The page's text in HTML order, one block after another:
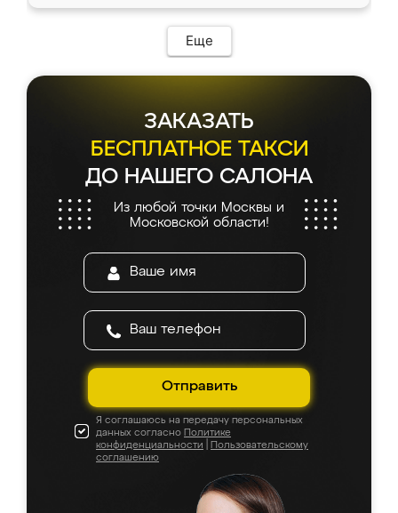
Еще
ЗАКАЗАТЬ
БЕСПЛАТНОЕ ТАКСИ
ДО НАШЕГО САЛОНА
Из любой точки Москвы и
Московской области!
Отправить
Я соглашаюсь на передачу персональных
данных согласно Политике
конфиденциальности
Пользовательскому
соглашению